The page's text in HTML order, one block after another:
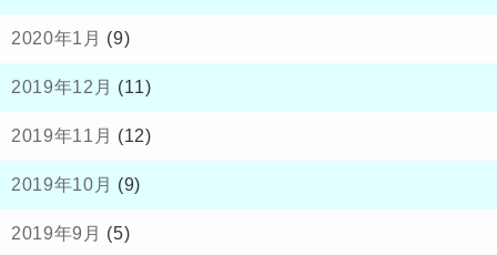
2020年1月 (9)
2019年12月 (11)
2019年11月 (12)
2019年10月 (9)
2019年9月 (5)